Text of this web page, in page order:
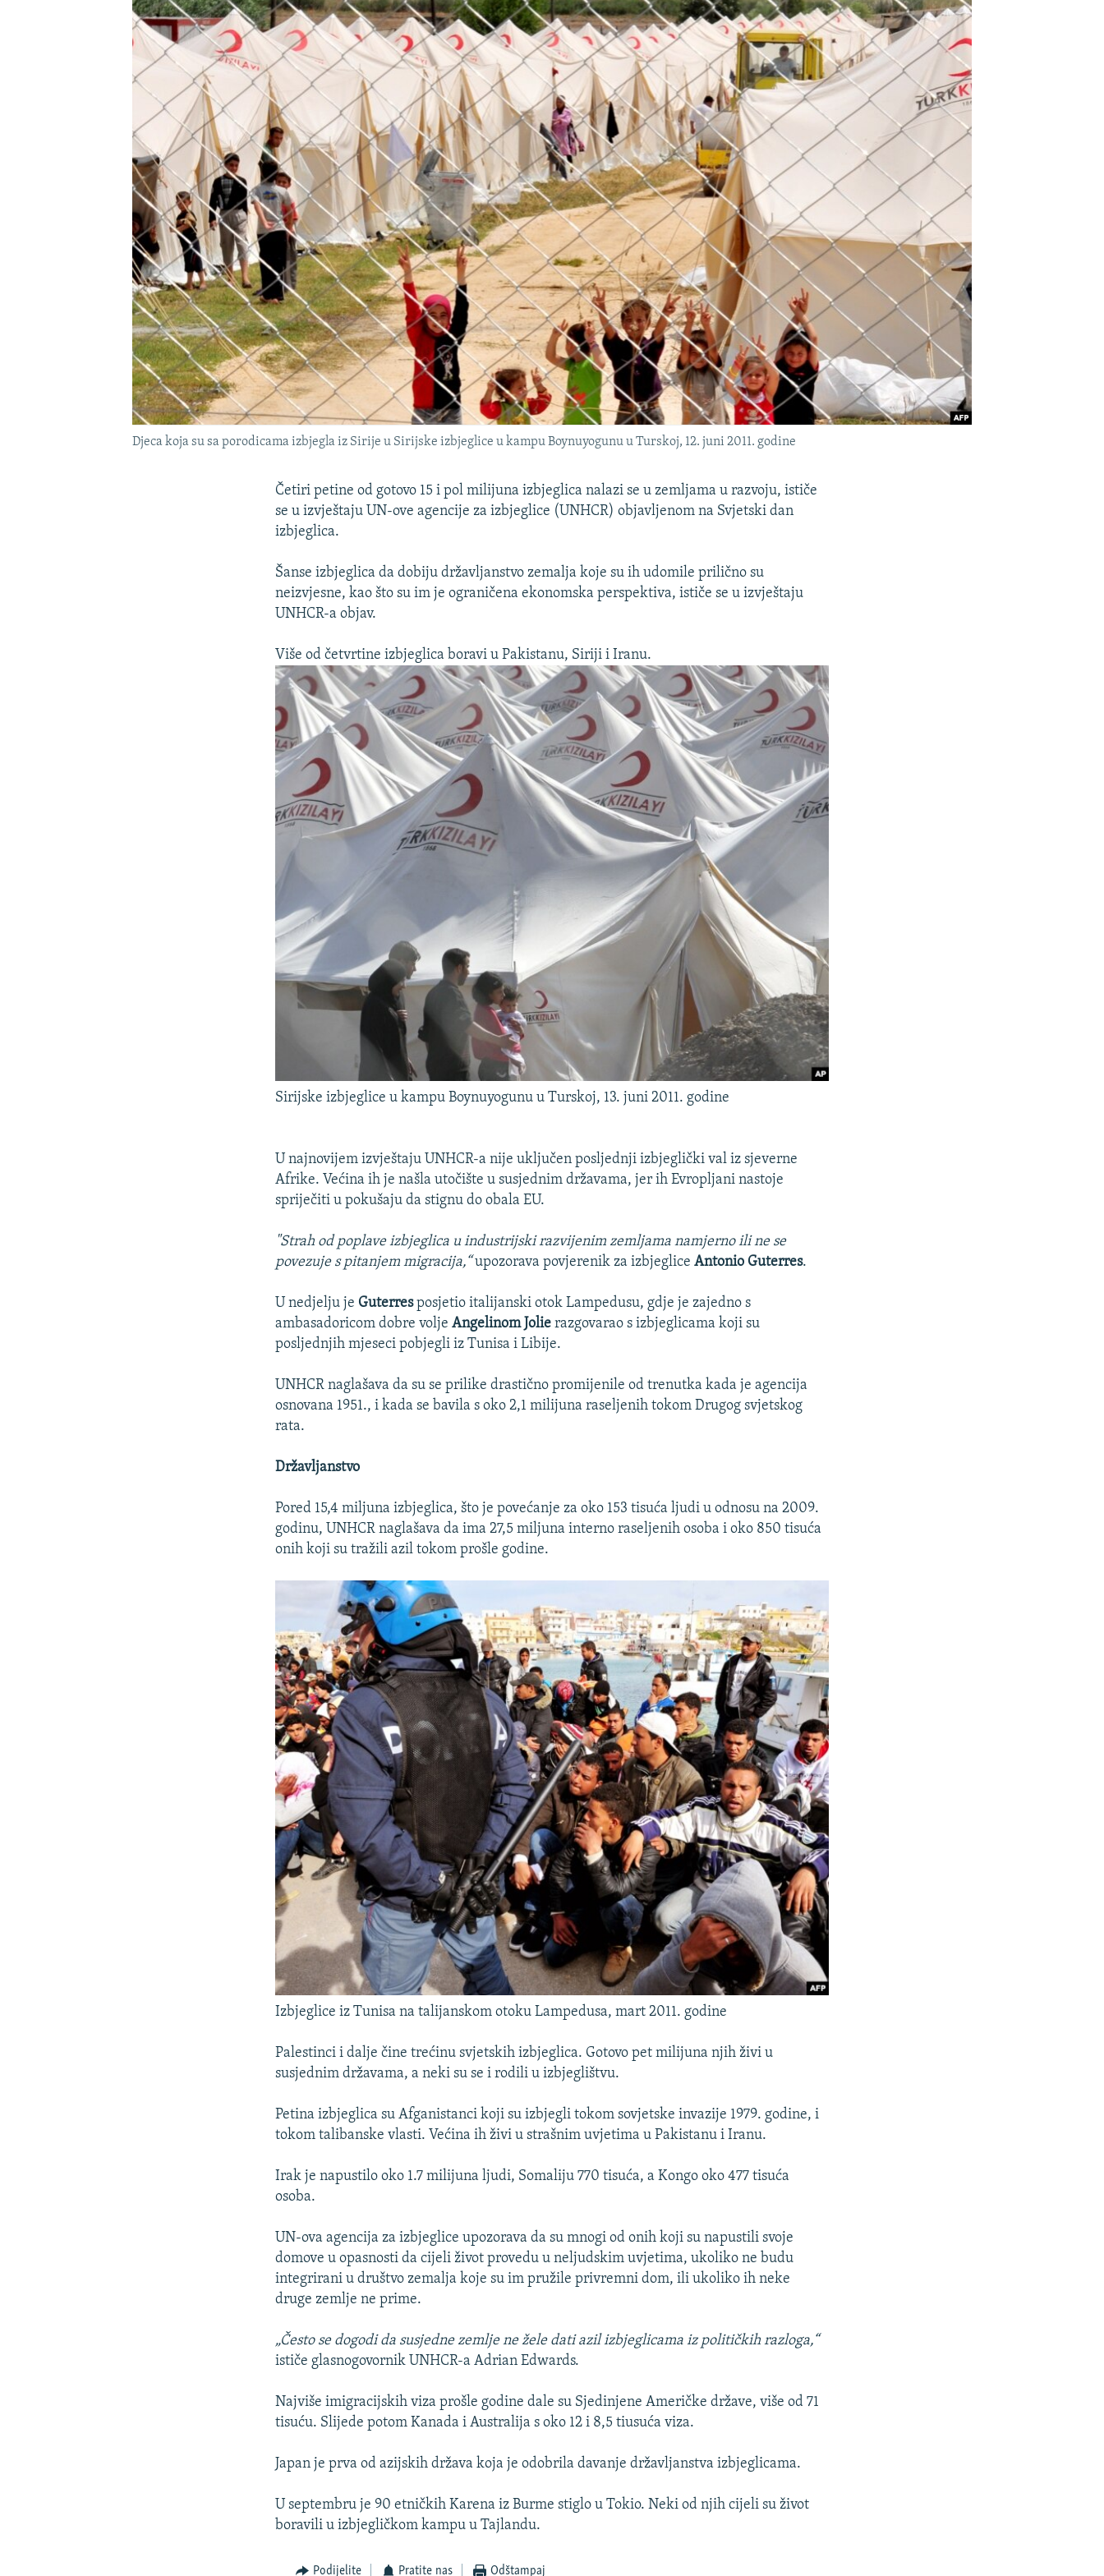
POPLAVE I KLIZIŠTA U BIH 2024.
TRI DECENIJE OD RATA U BIH
NASTANAK I RASPAD JUGOSLAVIJE
Djeca koja su sa porodicama izbjegla iz Sirije u Sirijske izbjeglice u kampu Boynuyogunu u Turskoj, 12. juni 2011. godine
Četiri petine od gotovo 15 i pol milijuna izbjeglica nalazi se u zemljama u razvoju, ističe
se u izvještaju UN-ove agencije za izbjeglice (UNHCR) objavljenom na Svjetski dan
izbjeglica.
Šanse izbjeglica da dobiju državljanstvo zemalja koje su ih udomile prilično su
neizvjesne, kao što su im je ograničena ekonomska perspektiva, ističe se u izvještaju
UNHCR-a objav.
Više od četvrtine izbjeglica boravi u Pakistanu, Siriji i Iranu.
Sirijske izbjeglice u kampu Boynuyogunu u Turskoj, 13. juni 2011. godine
U najnovijem izvještaju UNHCR-a nije uključen posljednji izbjeglički val iz sjeverne
Afrike. Većina ih je našla utočište u susjednim državama, jer ih Evropljani nastoje
spriječiti u pokušaju da stignu do obala EU.
"Strah od poplave izbjeglica u industrijski razvijenim zemljama namjerno ili ne se
povezuje s pitanjem migracija,“upozorava povjerenik za izbjegliceAntonio Guterres.
U nedjelju je Guterresposjetio italijanski otok Lampedusu, gdje je zajedno s
ambasadoricom dobre voljeAngelinom Jolie razgovarao s izbjeglicama koji su
posljednjih mjeseci pobjegli iz Tunisa i Libije.
UNHCR naglašava da su se prilike drastično promijenile od trenutka kada je agencija
osnovana 1951., i kada se bavila s oko 2,1 milijuna raseljenih tokom Drugog svjetskog
rata.
Državljanstvo
Pored 15,4 miljuna izbjeglica, što je povećanje za oko 153 tisuća ljudi u odnosu na 2009.
godinu, UNHCR naglašava da ima 27,5 miljuna interno raseljenih osoba i oko 850 tisuća
onih koji su tražili azil tokom prošle godine.
Izbjeglice iz Tunisa na talijanskom otoku Lampedusa, mart 2011. godine
Palestinci i dalje čine trećinu svjetskih izbjeglica. Gotovo pet milijuna njih živi u
susjednim državama, a neki su se i rodili u izbjeglištvu.
Petina izbjeglica su Afganistanci koji su izbjegli tokom sovjetske invazije 1979. godine, i
tokom talibanske vlasti. Većina ih živi u strašnim uvjetima u Pakistanu i Iranu.
Irak je napustilo oko 1.7 milijuna ljudi, Somaliju 770 tisuća, a Kongo oko 477 tisuća
osoba.
UN-ova agencija za izbjeglice upozorava da su mnogi od onih koji su napustili svoje
domove u opasnosti da cijeli život provedu u neljudskim uvjetima, ukoliko ne budu
integrirani u društvo zemalja koje su im pružile privremni dom, ili ukoliko ih neke
druge zemlje ne prime.
„Često se dogodi da susjedne zemlje ne žele dati azil izbjeglicama iz političkih razloga,“
ističe glasnogovornik UNHCR-a Adrian Edwards.
Najviše imigracijskih viza prošle godine dale su Sjedinjene Američke države, više od 71
tisuću. Slijede potom Kanada i Australija s oko 12 i 8,5 tiusuća viza.
Japan je prva od azijskih država koja je odobrila davanje državljanstva izbjeglicama.
U septembru je 90 etničkih Karena iz Burme stiglo u Tokio. Neki od njih cijeli su život
boravili u izbjegličkom kampu u Tajlandu.
Podijelite Pratite nas Odštampaj